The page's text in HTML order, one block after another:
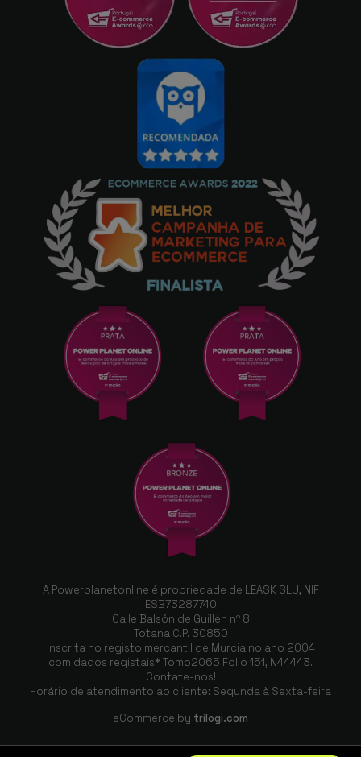
A Powerplanetonline é propriedade de LEASK SLU, NIF
ESB73287740
Calle Balsón de Guillén nº 8
Totana C.P. 30850
Inscrita no registo mercantil de Murcia no ano 2004
com dados registais* Tomo2065 Folio 151, N44443.
Contate-nos!
Horário de atendimento ao cliente: Segunda à Sexta-feira
eCommerce by trilogi.com